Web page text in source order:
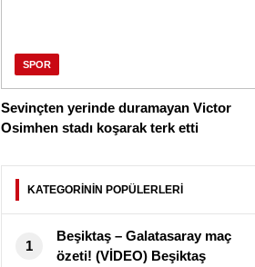
SPOR
Sevinçten yerinde duramayan Victor
Osimhen stadı koşarak terk etti
KATEGORİNİN POPÜLERLERİ
1
Beşiktaş – Galatasaray maç
özeti! (VİDEO) Beşiktaş